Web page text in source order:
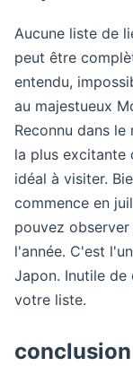
Aucune liste de
peut être
entendu,
au majestueux
Reconnu dans
la plus excitante
idéal à visiter.
commence en
pouvez
l'année. C'est
Japon. Inutile
votre liste.
conclusion